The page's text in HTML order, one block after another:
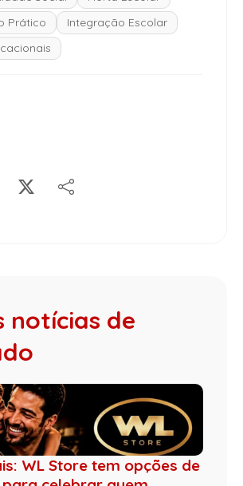
Prático
Integração Escolar
notícias de
WL Store tem opções de